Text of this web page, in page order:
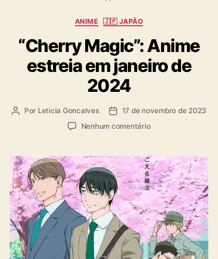
C
t
e
g
o
r
a
s
ANIME 🇯🇵 JAPÃO
“Cherry Magic”: Anime
estreia em janeiro de
2024
A
r
d
o
p
o
s
t
Por Leticia Goncalves
D
d
e
p
u
b
l
i
c
a
ç
17 de novembro de 2023
Nenhum comentárioe
C
h
e
r
r
y
M
a
g
i